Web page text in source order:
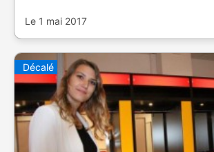
Le 1 mai 2017
Décalé